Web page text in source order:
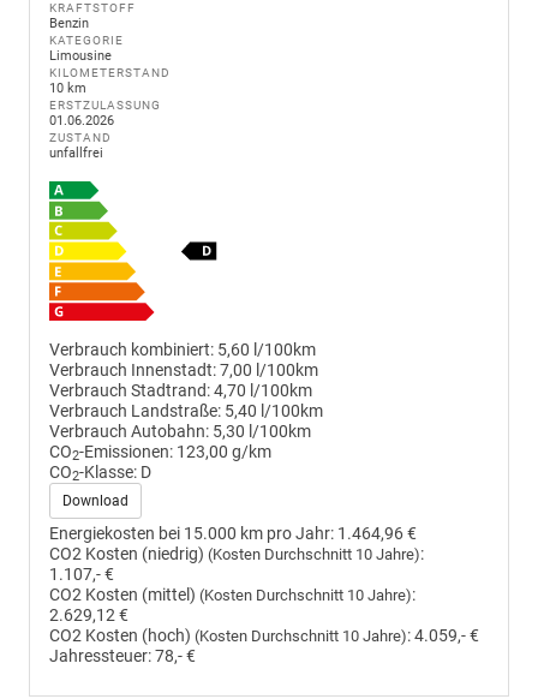
KRAFTSTOFF
Benzin
KATEGORIE
Limousine
KILOMETERSTAND
10 km
ERSTZULASSUNG
01.06.2026
ZUSTAND
unfallfrei
Verbrauch kombiniert: 5,60 l/100km
Verbrauch Innenstadt:7,00 l/100km
Verbrauch Stadtrand:4,70 l/100km
Verbrauch Landstraße: 5,40 l/100km
Verbrauch Autobahn: 5,30 l/100km
CO2-Emissionen: 123,00 g/km
CO2-Klasse: D
Download
Energiekosten bei 15.000 km pro Jahr: 1.464,96 €
CO2 Kosten (niedrig) (Kosten Durchschnitt 10 Jahre):
1.107,- €
CO2 Kosten (mittel) (Kosten Durchschnitt 10 Jahre):
2.629,12 €
CO2 Kosten (hoch) (Kosten Durchschnitt 10 Jahre):4.059,- €
Jahressteuer:78,- €